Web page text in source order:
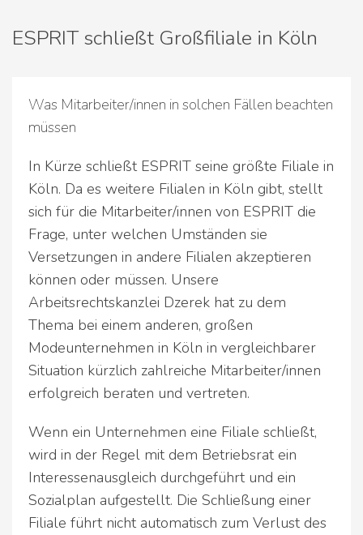
ESPRIT schließt Großfiliale in Köln
Was Mitarbeiter/innen in solchen Fällen beachten
müssen
In Kürze schließt ESPRIT seine größte Filiale in
Köln. Da es weitere Filialen in Köln gibt, stellt
sich für die Mitarbeiter/innen von ESPRIT die
Frage, unter welchen Umständen sie
Versetzungen in andere Filialen akzeptieren
können oder müssen. Unsere
Arbeitsrechtskanzlei Dzerek hat zu dem
Thema bei einem anderen, großen
Modeunternehmen in Köln in vergleichbarer
Situation kürzlich zahlreiche Mitarbeiter/innen
erfolgreich beraten und vertreten.
Wenn ein Unternehmen eine Filiale schließt,
wird in der Regel mit dem Betriebsrat ein
Interessenausgleich durchgeführt und ein
Sozialplan aufgestellt. Die Schließung einer
Filiale führt nicht automatisch zum Verlust des